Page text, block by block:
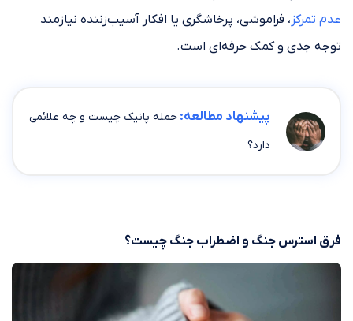
عدم تمرکز ، فراموشی، پرخاشگری یا افکار آسیب‌زننده نیازمند
توجه جدی و کمک حرفه‌ای است.
پیشنهاد مطالعه: حمله پانیک چیست و چه علائمی
دارد؟
فرق استرس جنگ و اضطراب جنگ چیست؟